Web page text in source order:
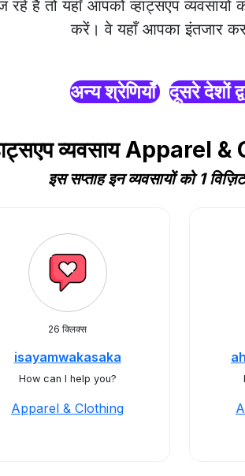
हैं तो यहाँ आपको व्हाट्सएप व्यवसायों
करें। वे यहाँ आपका इंतजार
अन्य श्रेणियाँ दूसरे देशों
व्यवसाय
इस सप्ताह इन व्यवसायों को 1
26 क्लिक्स
isayamwakasaka
How can I help you?
Apparel & Clothing